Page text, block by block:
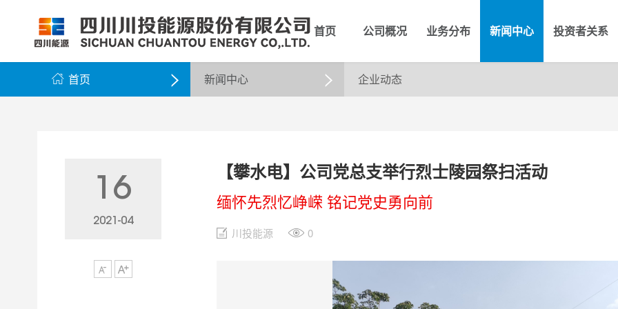
首页 公司概况 业务分布 新闻中心 投资者关系
公司简介 组织架构 领导团队 企业荣誉
公司新闻 企业动态 公示公告
公司资料 股票信息 最新公告 公司邮箱
党群工作 纪检监察
 首页  新闻中心  企业动态
16
2021-04
【攀水电】公司党总支举行烈士陵园祭扫活动
缅怀先烈忆峥嵘 铭记党史勇向前
川投能源 0